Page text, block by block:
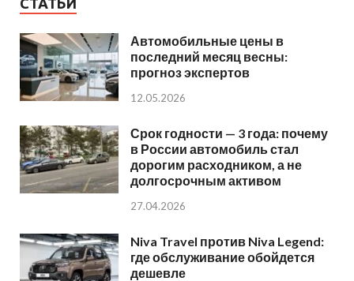
СТАТЬИ
Автомобильные цены в
последний месяц весны:
прогноз экспертов
12.05.2026
Срок годности — 3 года: почему
в России автомобиль стал
дорогим расходником, а не
долгосрочным активом
27.04.2026
Niva Travel против Niva Legend:
где обслуживание обойдется
дешевле